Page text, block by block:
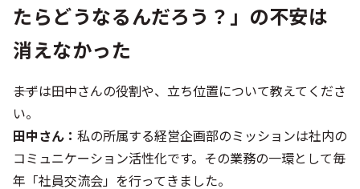
たらどうなるんだろう？」の不安は
消えなかった
――まずは田中さんの役割や、立ち位置について教えてくださ
い。
田中さん： 私の所属する経営企画部のミッションは社内の
コミュニケーション活性化です。その業務の一環として毎
年「社員交流会」を行ってきました。